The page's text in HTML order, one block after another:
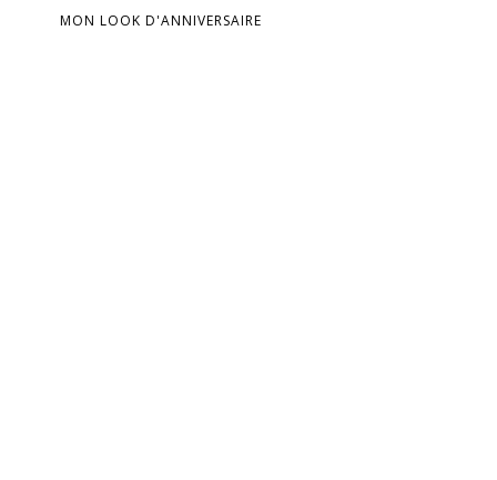
MON LOOK D'ANNIVERSAIRE